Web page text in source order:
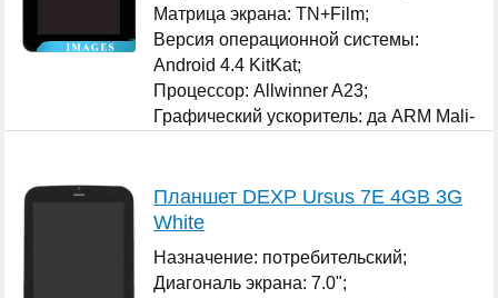
Матрица экрана: TN+Film;
Версия операционной системы:
Android 4.4 KitKat;
Процессор: Allwinner A23;
Графический ускоритель: да ARM Mali-
Планшет DEXP Ursus 7E 4GB 3G
White
Назначение: потребительский;
Диагональ экрана: 7.0";